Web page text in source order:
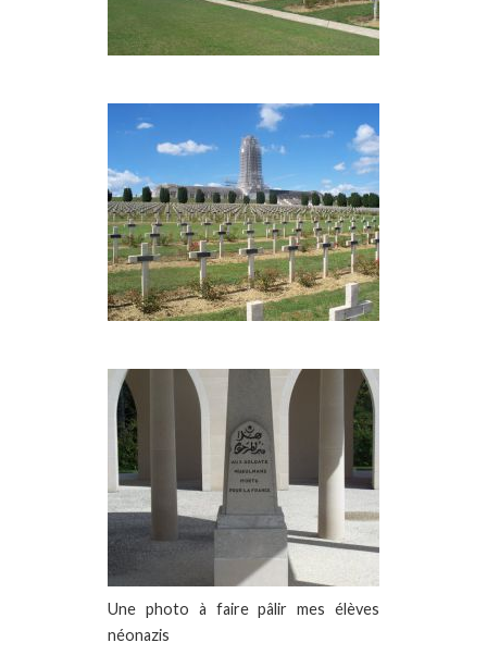
Une photo à faire pâlir mes élèves
néonazis